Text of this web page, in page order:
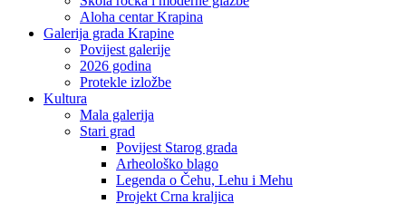
Aloha centar Krapina
Galerija grada Krapine
Povijest galerije
2026 godina
Protekle izložbe
Kultura
Mala galerija
Stari grad
Povijest Starog grada
Arheološko blago
Legenda o Čehu, Lehu i Mehu
Projekt Crna kraljica